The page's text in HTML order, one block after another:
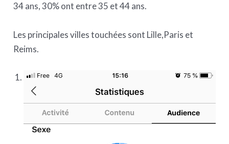
34 ans, 30% ont entre 35 et 44 ans.
Les principales villes touchées sont Lille,Paris et
Reims.